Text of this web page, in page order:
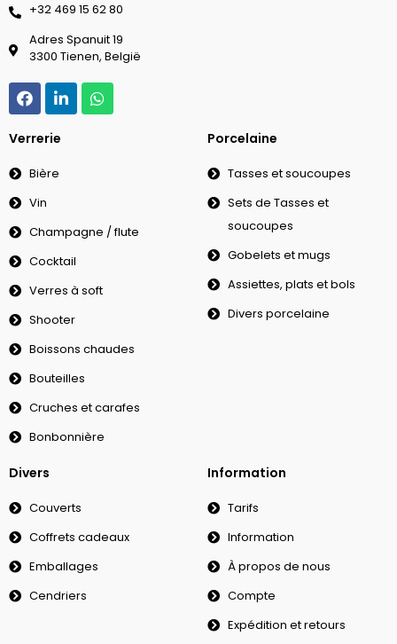
‭+32 469 15 62 80‬
Adres Spanuit 19
3300 Tienen, België
Verrerie
Bière
Vin
Champagne / flute
Cocktail
Verres à soft
Shooter
Boissons chaudes
Bouteilles
Cruches et carafes
Bonbonnière
Porcelaine
Tasses et soucoupes
Sets de Tasses et
soucoupes
Gobelets et mugs
Assiettes, plats et bols
Divers porcelaine
Divers
Couverts
Coffrets cadeaux
Emballages
Cendriers
Information
Tarifs
Information
À propos de nous
Compte
Expédition et retours